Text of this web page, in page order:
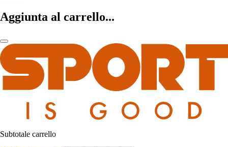
Aggiunta al carrello...
Subtotale carrello